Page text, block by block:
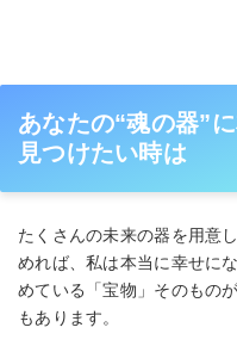
あなたの“魂の器”
見つけたい時は
たくさんの未来の器を用意
めれば、私は本当に幸せに
めている「宝物」そのもの
もあります。